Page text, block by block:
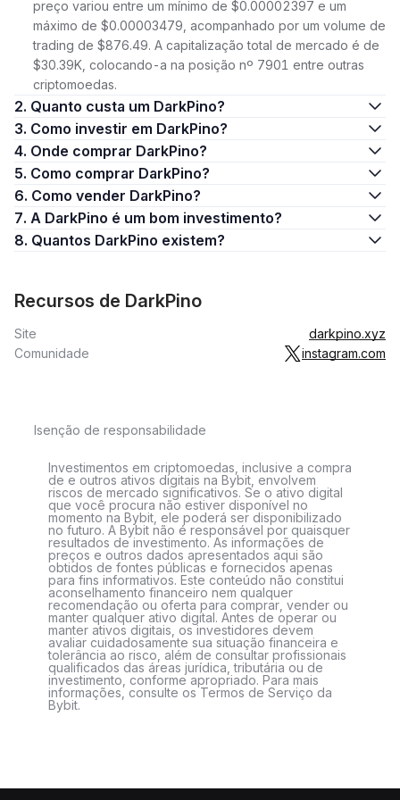
preço variou entre um mínimo de $0.00002397 e um
máximo de $0.00003479, acompanhado por um volume de
trading de $876.49. A capitalização total de mercado é de
$30.39K, colocando-a na posição nº 7901 entre outras
criptomoedas.
2. Quanto custa um DarkPino?
3. Como investir em DarkPino?
4. Onde comprar DarkPino?
5. Como comprar DarkPino?
6. Como vender DarkPino?
7. A DarkPino é um bom investimento?
8. Quantos DarkPino existem?
Recursos de DarkPino
Site
darkpino.xyz
Comunidade
instagram.com
Isenção de responsabilidade
Investimentos em criptomoedas, inclusive a compra
de e outros ativos digitais na Bybit, envolvem
riscos de mercado significativos. Se o ativo digital
que você procura não estiver disponível no
momento na Bybit, ele poderá ser disponibilizado
no futuro. A Bybit não é responsável por quaisquer
resultados de investimento. As informações de
preços e outros dados apresentados aqui são
obtidos de fontes públicas e fornecidos apenas
para fins informativos. Este conteúdo não constitui
aconselhamento financeiro nem qualquer
recomendação ou oferta para comprar, vender ou
manter qualquer ativo digital. Antes de operar ou
manter ativos digitais, os investidores devem
avaliar cuidadosamente sua situação financeira e
tolerância ao risco, além de consultar profissionais
qualificados das áreas jurídica, tributária ou de
investimento, conforme apropriado. Para mais
informações, consulte os Termos de Serviço da
Bybit.